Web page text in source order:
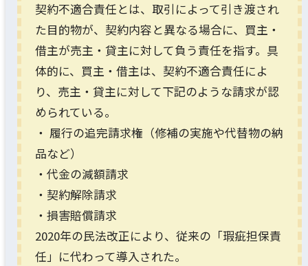
契約不適合責任とは、取引によって引き渡され
た目的物が、契約内容と異なる場合に、買主・
借主が売主・貸主に対して負う責任を指す。具
体的に、買主・借主は、契約不適合責任によ
り、売主・貸主に対して下記のような請求が認
められている。
・ 履行の追完請求権（修補の実施や代替物の納
品など）
・代金の減額請求
・契約解除請求
・損害賠償請求
2020年の民法改正により、従来の「瑕疵担保責
任」に代わって導入された。